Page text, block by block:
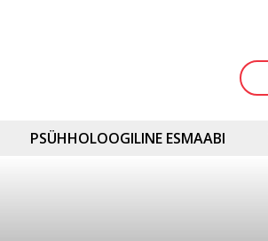
PSÜHHOLOOGILINE ESMAABI